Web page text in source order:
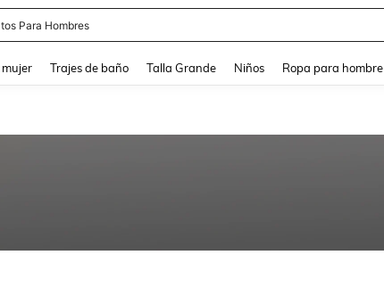
Para Hombres
mujer Trajes de baño Talla Grande Niños Ropa para hombre